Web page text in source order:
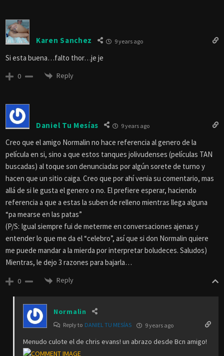
Karen Sanchez 9 years ago
Si esta buena…falto thor…je je
0 Reply
Daniel Tu Mesías 9 years ago
Creo que el amigo Normalin no hace referencia al genero de la
película en si, sino a que estos tanques jolivudenses (películas TAN
buscadas) al toque son denunciadas por algún sorete de turno y
hacen que un sitio caiga. Creo que por ahí venia su comentario, mas
allá de si le gusta el genero o no. El prefiere esperar, haciendo
referencia a que a estas la suben de relleno mientras llega alguna
“pa mearse en las patas”
(P/S: Igual siempre fui de meterme en conversaciones ajenas y
entender lo que me da el “celebro”, así que si don Normalin quiere
me puede mandar a la mierda por interpretar boludeces. Saludos)
Mientras, le dejo 3 razones para bajarla…
0 Reply
Normalin
Reply to DANIEL TU MESÍAS 9 years ago
Menudo culote el de chris evans! un abrazo desde Bcn amigo!